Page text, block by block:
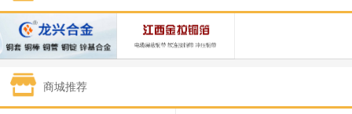
1#镍 129,550—130,750
1#白银 15,100—15,110 15,105 -70
钯金 商城推荐